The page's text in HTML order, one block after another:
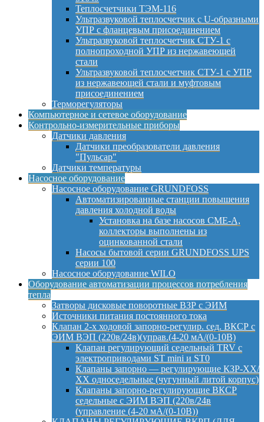
Теплосчетчики ТЭМ-116
Ультразвуковой теплосчетчик с U-образными
УПР с фланцевым присоединением
Ультразвуковой теплосчетчик СТУ-1 с
полнопроходной УПР из нержавеющей
стали
Ультразвуковой теплосчетчик СТУ-1 с УПР
из нержавеющей стали и муфтовым
присоединением
Терморегуляторы
Компьютерное и сетевое оборудование
Контрольно-измерительные приборы
Датчики давления
Датчики преобразователи давления
"Пульсар"
Датчики температуры
Насосное оборудование
Насосное оборудование GRUNDFOSS
Автоматизированные станции повышения
давления холодной воды
Установка на базе насосов CME-A,
коллекторы выполнены из
оцинкованной стали
Насосы бытовой серии GRUNDFOSS UPS
серии 100
Насосное оборудование WILO
Оборудование автоматизации процессов потребления
тепла
Затворы дисковые поворотные ВЗР с ЭИМ
Источники питания постоянного тока
Клапан 2-х ходовой запорно-регулир. сед. ВКСР с
ЭИМ ВЭП (220в/24в)(управ.(4-20 мА/(0-10В)
Клапан регулирующий седельный TRV с
электроприводами ST mini и ST0
Клапаны запорно — регулирующие КЗР-ХХ/
ХХ односедельные (чугунный литой корпус)
Клапаны запорно-регулирующие ВКСР
седельные с ЭИМ ВЭП (220в/24в
(управление (4-20 мА/(0-10В))